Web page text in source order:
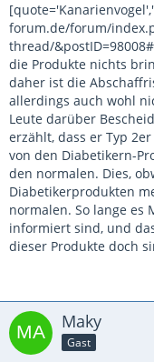
forum.de/forum/
thread/
die Produkte nichts
daher ist die
allerdings auch wohl
Leute darüber
erzählt, dass er Typ
von den Diabetikern-
den normalen. Dies,
Diabetikerprodukten
normalen. So lange es
informiert sind, und
dieser Produkte doch
Maky
Gast